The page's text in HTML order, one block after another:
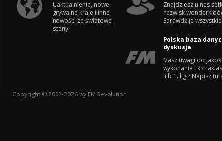
Uaktualnienia, nowe
grywalne kraje i inne
nowości ze światowej
sceny.
Znajdziesz u nas
nazwisk
Sprawdź je
Polska baza
dyskusja
Masz uwagi do
wykonania
lub 1. ligi? Napisz
Copyright © 2002-2026 by FM Revolution